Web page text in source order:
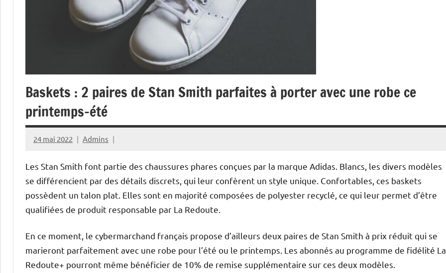
Baskets : 2 paires de Stan Smith parfaites à porter avec une robe ce
printemps-été
24 mai 2022 Admins
Les Stan Smith font partie des chaussures phares conçues par la marque Adidas. Blancs, les divers modèles
se différencient par des détails discrets, qui leur confèrent un style unique. Confortables, ces baskets
possèdent un talon plat. Elles sont en majorité composées de polyester recyclé, ce qui leur permet d’être
qualifiées de produit responsable par La Redoute.
En ce moment, le cybermarchand français propose d’ailleurs deux paires de Stan Smith à prix réduit qui se
marieront parfaitement avec une robe pour l’été ou le printemps. Les abonnés au programme de fidélité La
Redoute+ pourront même bénéficier de 10% de remise supplémentaire sur ces deux modèles.